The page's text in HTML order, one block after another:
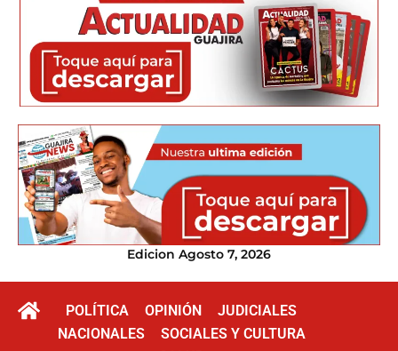
Edicion Agosto 7, 2026
POLÍTICA OPINIÓN
JUDICIALES
NACIONALES
SOCIALES Y CULTURA